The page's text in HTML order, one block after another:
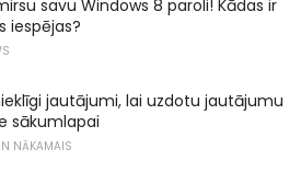
savu Windows 8 paroli! Kādas ir
iespējas?
jautājumi, lai uzdotu jautājumu
sākumlapai
NĀKAMAIS